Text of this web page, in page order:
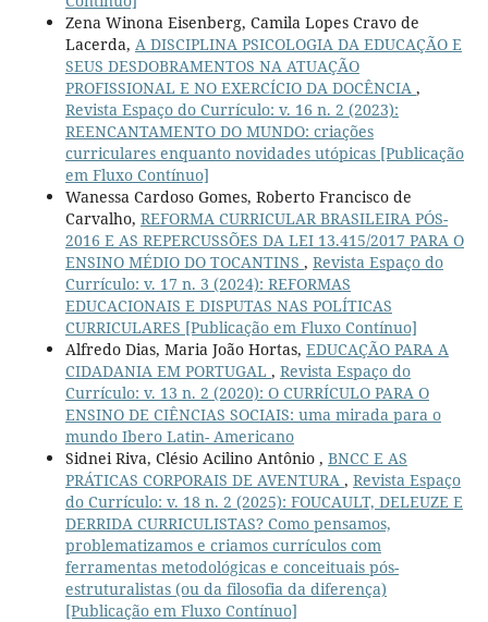
Zena Winona Eisenberg, Camila Lopes Cravo de
Lacerda, A DISCIPLINA PSICOLOGIA DA EDUCAÇÃO E
SEUS DESDOBRAMENTOS NA ATUAÇÃO
PROFISSIONAL E NO EXERCÍCIO DA DOCÊNCIA ,
Revista Espaço do Currículo: v. 16 n. 2 (2023):
REENCANTAMENTO DO MUNDO: criações
curriculares enquanto novidades utópicas [Publicação
em Fluxo Contínuo]
Wanessa Cardoso Gomes, Roberto Francisco de
Carvalho, REFORMA CURRICULAR BRASILEIRA PÓS-
2016 E AS REPERCUSSÕES DA LEI 13.415/2017 PARA O
ENSINO MÉDIO DO TOCANTINS , Revista Espaço do
Currículo: v. 17 n. 3 (2024): REFORMAS
EDUCACIONAIS E DISPUTAS NAS POLÍTICAS
CURRICULARES [Publicação em Fluxo Contínuo]
Alfredo Dias, Maria João Hortas, EDUCAÇÃO PARA A
CIDADANIA EM PORTUGAL , Revista Espaço do
Currículo: v. 13 n. 2 (2020): O CURRÍCULO PARA O
ENSINO DE CIÊNCIAS SOCIAIS: uma mirada para o
mundo Ibero Latin- Americano
Sidnei Riva, Clésio Acilino Antônio , BNCC E AS
PRÁTICAS CORPORAIS DE AVENTURA , Revista Espaço
do Currículo: v. 18 n. 2 (2025): FOUCAULT, DELEUZE E
DERRIDA CURRICULISTAS? Como pensamos,
problematizamos e criamos currículos com
ferramentas metodológicas e conceituais pós-
estruturalistas (ou da filosofia da diferença)
[Publicação em Fluxo Contínuo]